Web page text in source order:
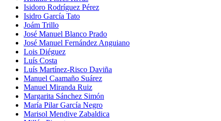
Isidoro Rodríguez Pérez
Isidro García Tato
Joám Trillo
José Manuel Blanco Prado
José Manuel Fernández Anguiano
Lois Diéguez
Luís Costa
Luís Martínez-Risco Daviña
Manuel Caamaño Suárez
Manuel Miranda Ruiz
Margarita Sánchez Simón
María Pilar García Negro
Marisol Mendive Zabaldica